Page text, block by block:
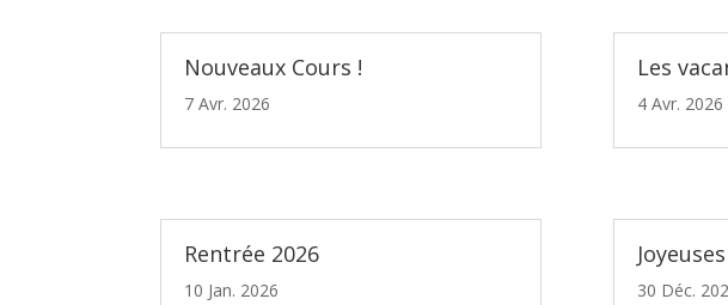
Nouveaux Cours !
7 Avr. 2026
Rentrée 2026
10 Jan. 2026
Les
4 Avr. 2026
30 Déc.